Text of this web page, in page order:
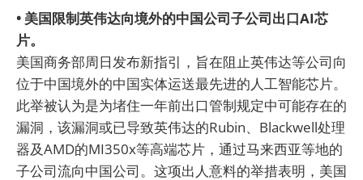
• 美国限制英伟达向境外的中国公司子公司出口AI芯
片。
美国商务部周日发布新指引，旨在阻止英伟达等公司向
位于中国境外的中国实体运送最先进的人工智能芯片。
此举被认为是为堵住一年前出口管制规定中可能存在的
漏洞，该漏洞或已导致英伟达的Rubin、Blackwell处理
器及AMD的MI350x等高端芯片，通过马来西亚等地的
子公司流向中国公司。这项出人意料的举措表明，美国